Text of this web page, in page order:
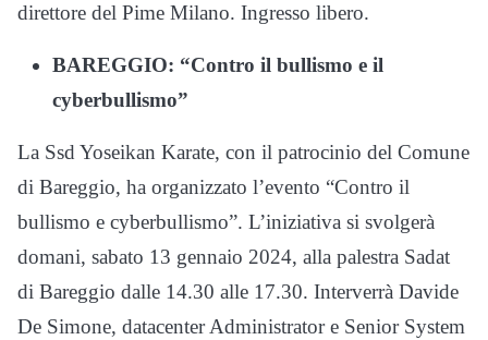
direttore del Pime Milano. Ingresso libero.
BAREGGIO: “Contro il bullismo e il
cyberbullismo”
La Ssd Yoseikan Karate, con il patrocinio del Comune
di Bareggio, ha organizzato l’evento “Contro il
bullismo e cyberbullismo”. L’iniziativa si svolgerà
domani, sabato 13 gennaio 2024, alla palestra Sadat
di Bareggio dalle 14.30 alle 17.30. Interverrà Davide
De Simone, datacenter Administrator e Senior System